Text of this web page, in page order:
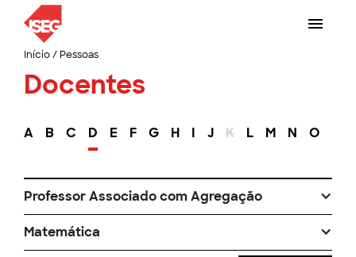
Início/ Pessoas
Docentes
A B C D E F G H I J K L M N O
Professor Associado com Agregação
Matemática